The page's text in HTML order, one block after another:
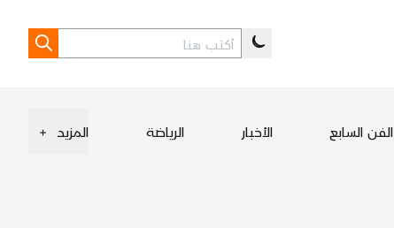
الفن السابع الأخبار الرياضة المزيد +